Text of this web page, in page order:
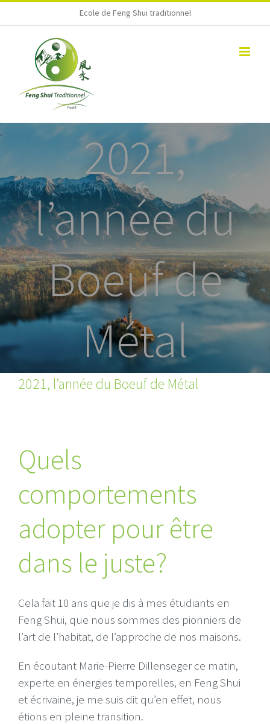
to
Ecole de Feng Shui traditionnel
2021,
l’année du
Boeuf de
Métal
2021, l’année du Boeuf de Métal
Quels
comportements
adopter pour être
dans le juste?
Cela fait 10 ans que je dis à mes étudiants en
Feng Shui, que nous sommes des pionniers de
l’art de l’habitat, de l’approche de nos maisons.
En écoutant Marie-Pierre Dillenseger ce matin,
experte en énergies temporelles, en Feng Shui
et écrivaine, je me suis dit qu’en effet, nous
étions en pleine transition.